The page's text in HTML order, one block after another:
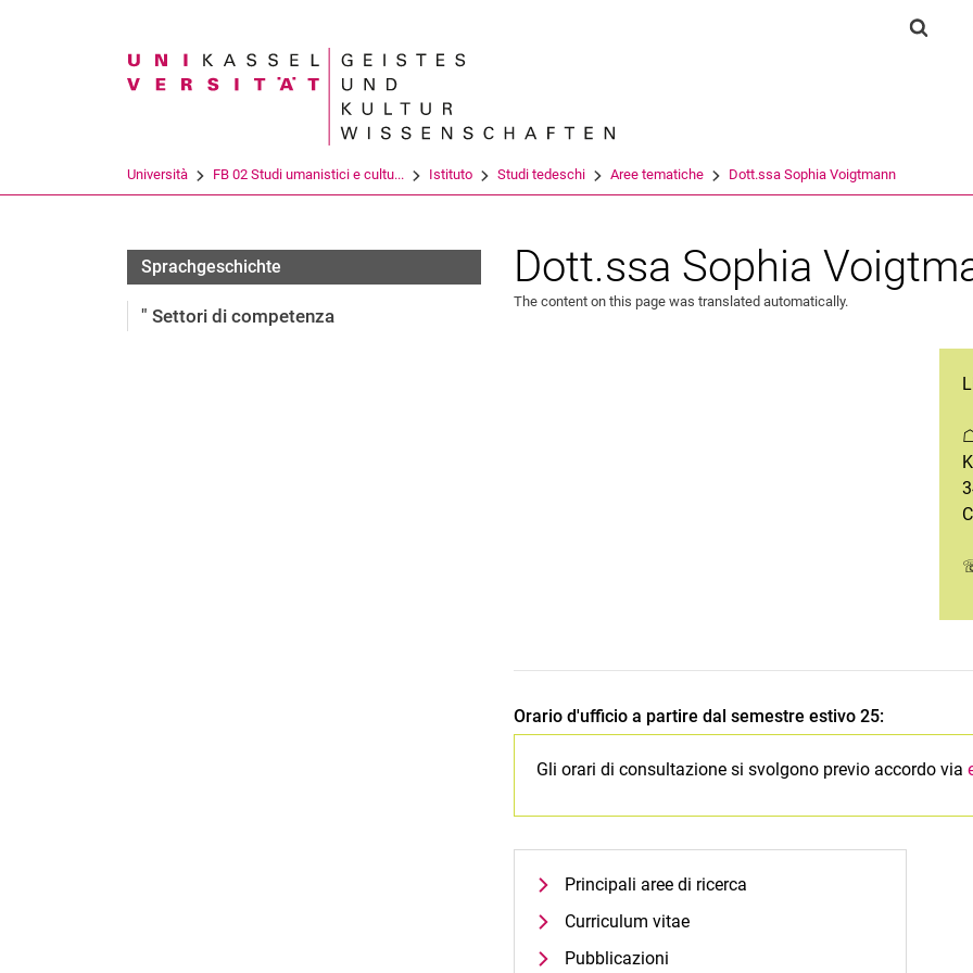
Jump directly to: content
Jump directly to: search
Jump directly to: main
Search term
Università FB 02 Studi umanistici e cultu... Istituto Studi tedeschi Aree tematiche Dott.ssa Sophia Voigtmann
Team
Sprachgeschichte
" Settori di competenza
Dott.ssa Sophia
The content on this page was translated automatically.
Orario d'ufficio a partire dal semestre estivo 25:
Gli orari di consultazione si svolgono previo accordo via
Principali aree di ricerca
Curriculum vitae
Pubblicazioni